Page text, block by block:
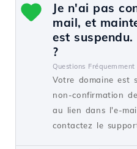
Je n'ai pas
mail, et
est
?
Questions Fréquemment
Votre domaine est
non-confirmation
au lien dans l'e-
contactez le